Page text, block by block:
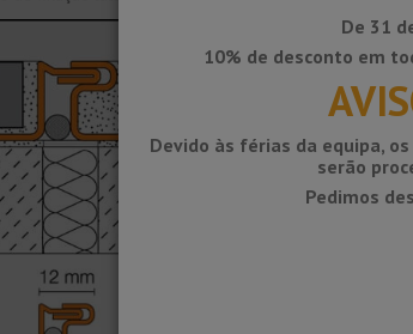
De 31
10% de desconto em
Devido às férias da equipa,
serão
Pedimos